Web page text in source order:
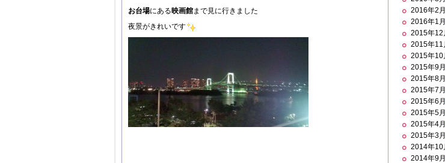
お台場にある映画館まで見に行きました
夜景がきれいです
2016年2月
2016年1月
2015年12
2015年11
2015年10
2015年9月
2015年8月
2015年7月
2015年6月
2015年5月
2015年4月
2015年3月
2014年10
2014年9月